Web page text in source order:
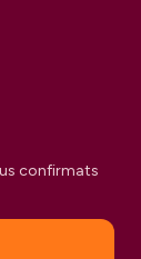
confirmats